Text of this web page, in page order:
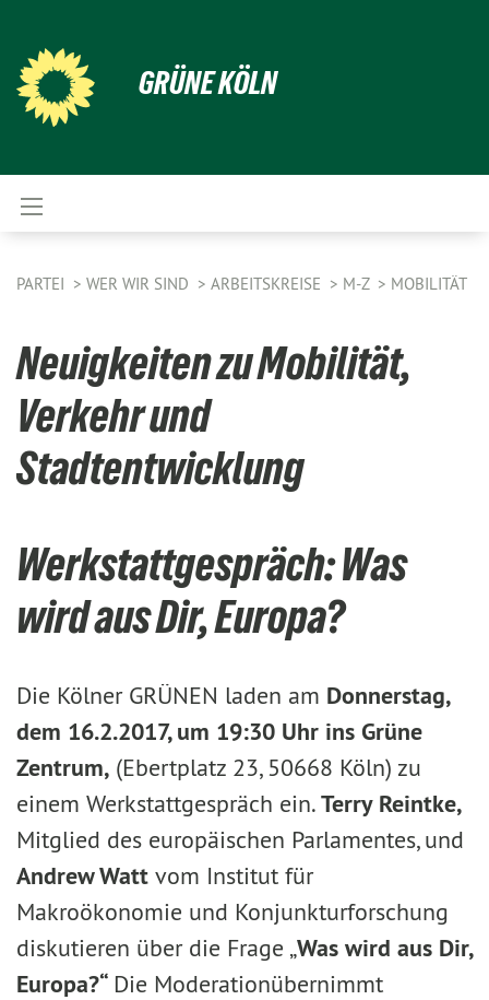
GRÜNE KÖLN
PARTEI WER WIR SIND ARBEITSKREISE M-Z MOBILITÄT
Neuigkeiten zu Mobilität,
Verkehr und
Stadtentwicklung
Werkstattgespräch: Was
wird aus Dir, Europa?
Die Kölner GRÜNEN laden am Donnerstag,
dem 16.2.2017, um 19:30 Uhr ins Grüne
Zentrum, (Ebertplatz 23, 50668 Köln) zu
einem Werkstattgespräch ein.Terry Reintke,
Mitglied des europäischen Parlamentes, und
Andrew Watt vom Institut für
Makroökonomie und Konjunkturforschung
diskutieren über die Frage „Was wird aus Dir,
Europa?“ Die Moderationübernimmt